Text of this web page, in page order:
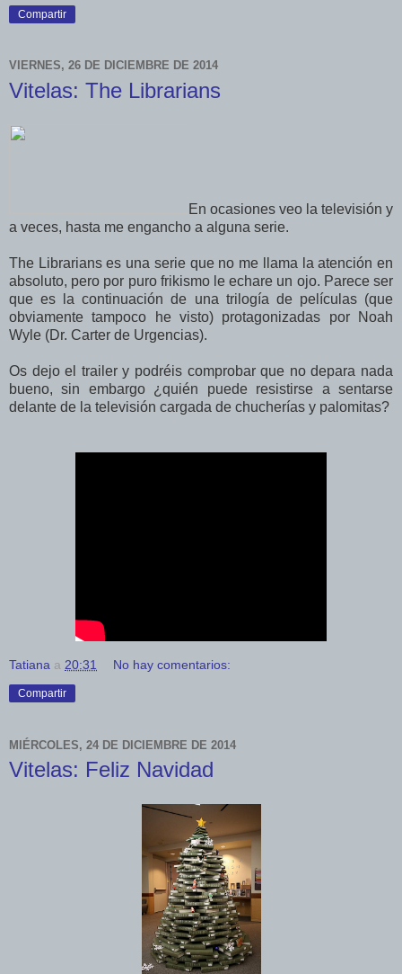
Compartir
VIERNES, 26 DE DICIEMBRE DE 2014
Vitelas: The Librarians
En ocasiones veo la televisión y
a veces, hasta me engancho a alguna serie.
The Librarians es una serie que no me llama la atención en
absoluto, pero por puro frikismo le echare un ojo. Parece ser
que es la continuación de una trilogía de películas (que
obviamente tampoco he visto) protagonizadas por Noah
Wyle (Dr. Carter de Urgencias).
Os dejo el trailer y podréis comprobar que no depara nada
bueno, sin embargo ¿quién puede resistirse a sentarse
delante de la televisión cargada de chucherías y palomitas?
Tatiana a 20:31 No hay comentarios:
Compartir
MIÉRCOLES, 24 DE DICIEMBRE DE 2014
Vitelas: Feliz Navidad